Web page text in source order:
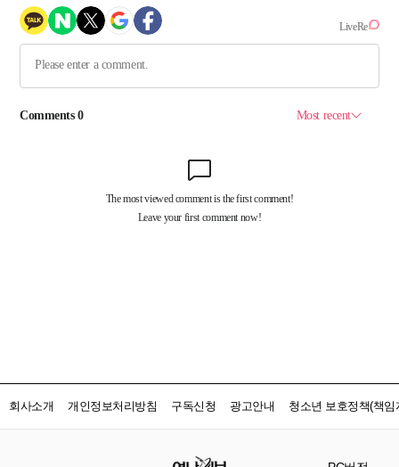
회사소개 개인정보처리방침 구독신청 광고안내 청소년 보호정책(책임